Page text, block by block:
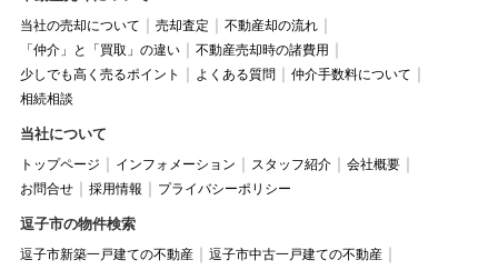
当社の売却について 売却査定
不動産却の流れ
「仲介」と「買取」の違い
不動産売却時の諸費用
少しでも高く売るポイント
よくある質問
仲介手数料について
相続相談
当社について
トップページ インフォメーション スタッフ紹介
会社概要
お問合せ
採用情報 プライバシーポリシー
逗子市の物件検索
逗子市新築一戸建ての不動産
逗子市中古一戸建ての不動産